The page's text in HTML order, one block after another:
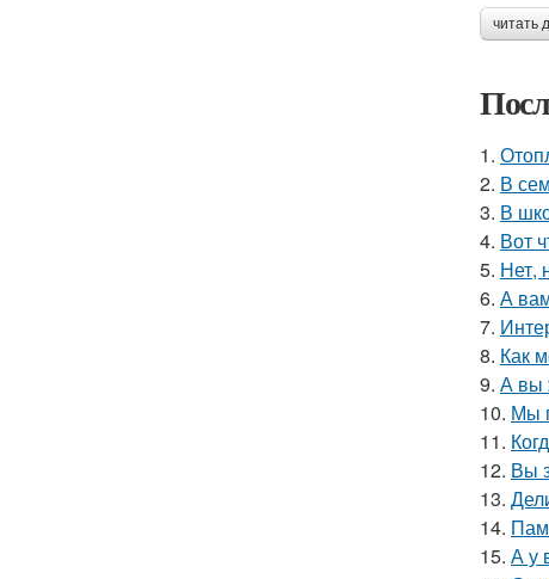
читать
1.
2. В
3. В
4. Вот
5. Нет,
6. А
7.
8. Как
9. А вы
10. Мы
11.
12. Вы
13.
14.
15. А у